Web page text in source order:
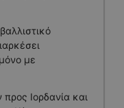
με
Ιορδανία και